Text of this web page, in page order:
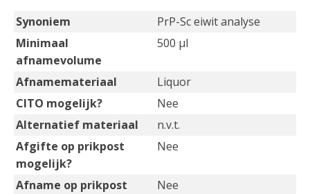
Synoniem
PrP-Sc eiwit analyse
Minimaal
afnamevolume
500 µl
Afnamemateriaal
Liquor
CITO mogelijk?
Nee
Alternatief materiaal
n.v.t.
Afgifte op prikpost
mogelijk?
Nee
Afname op prikpost
Nee